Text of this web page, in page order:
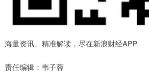
海量资讯、精准解读，尽在新浪财经APP
责任编辑：韦子蓉